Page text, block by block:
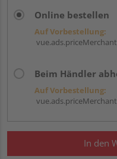
Online bestellen
Auf Vorbestellung:
Beim Händler
Auf Vorbestellung:
In den